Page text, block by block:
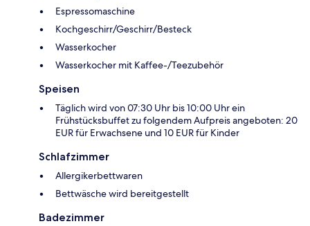
Espressomaschine
Kochgeschirr/Geschirr/Besteck
Wasserkocher
Wasserkocher mit Kaffee-/Teezubehör
Speisen
Täglich wird von 07:30 Uhr bis 10:00 Uhr ein
Frühstücksbuffet zu folgendem Aufpreis angeboten: 20
EUR für Erwachsene und 10 EUR für Kinder
Schlafzimmer
Allergikerbettwaren
Bettwäsche wird bereitgestellt
Badezimmer